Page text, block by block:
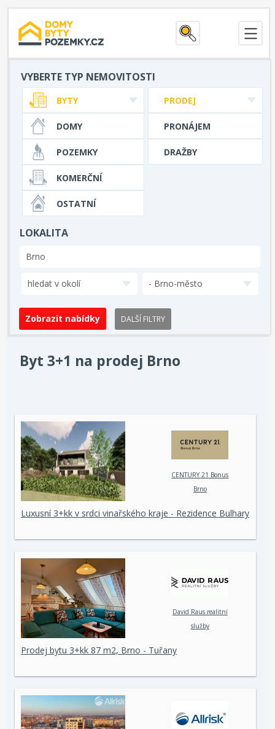
VYBERTE TYP NEMOVITOSTI
PRODEJ
PRONÁJEM
DRAŽBY
BYTY
DOMY
POZEMKY
KOMERČNÍ
OSTATNÍ
LOKALITA
hledat v okolí - Brno-město
DALŠÍ FILTRY
Byt 3+1 na prodej Brno
CENTURY 21 Bonus
Brno
Luxusní 3+kk v srdci vinařského kraje - Rezidence Bulhary
David Raus realitní
služby
Prodej bytu 3+kk 87 m2, Brno - Tuřany